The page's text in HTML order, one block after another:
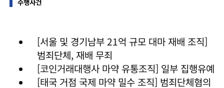
수행사건
[서울 및 경기남부 21억 규모 대마 재배 조직]
범죄단체, 재배 무죄
[코인거래대행사 마약 유통조직] 일부 집행유예
[태국 거점 국제 마약 밀수 조직] 범죄단체혐의